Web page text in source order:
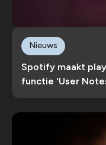
Spotify maakt
functie 'User
Nieuws